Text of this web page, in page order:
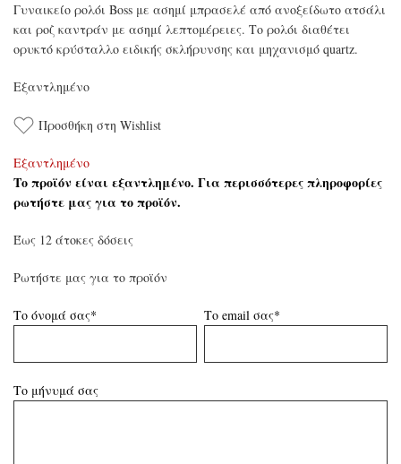
Γυναικείο ρολόι Boss με ασημί μπρασελέ από ανοξείδωτο ατσάλι
και ροζ καντράν με ασημί λεπτομέρειες. Το ρολόι διαθέτει
ορυκτό κρύσταλλο ειδικής σκλήρυνσης και μηχανισμό quartz.
Εξαντλημένο
Προσθήκη στη Wishlist
Εξαντλημένο
Το προϊόν είναι εξαντλημένο. Για περισσότερες πληροφορίες
ρωτήστε μας για το προϊόν.
Έως 12 άτοκες δόσεις
Ρωτήστε μας για το προϊόν
Το όνομά σας* Το email σας*
Το μήνυμά σας